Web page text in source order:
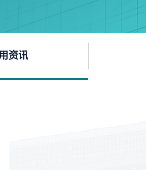
资讯